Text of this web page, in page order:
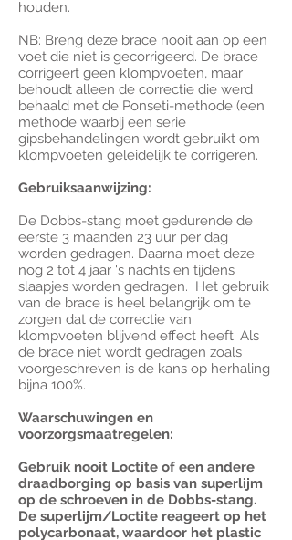
houden.
NB: Breng deze brace nooit aan op een
voet die niet is gecorrigeerd. De brace
corrigeert geen klompvoeten, maar
behoudt alleen de correctie die werd
behaald met de Ponseti-methode (een
methode waarbij een serie
gipsbehandelingen wordt gebruikt om
klompvoeten geleidelijk te corrigeren.
Gebruiksaanwijzing:
De Dobbs-stang moet gedurende de
eerste 3 maanden 23 uur per dag
worden gedragen. Daarna moet deze
nog 2 tot 4 jaar 's nachts en tijdens
slaapjes worden gedragen. Het gebruik
van de brace is heel belangrijk om te
zorgen dat de correctie van
klompvoeten blijvend effect heeft. Als
de brace niet wordt gedragen zoals
voorgeschreven is de kans op herhaling
bijna 100%.
Waarschuwingen en
voorzorgsmaatregelen:
Gebruik nooit Loctite of een andere
draadborging op basis van superlijm
op de schroeven in de Dobbs-stang.
De superlijm/Loctite reageert op het
polycarbonaat, waardoor het plastic